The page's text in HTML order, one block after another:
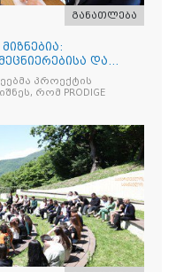
განათლება
და
პროექტის
რომ PRODIGE